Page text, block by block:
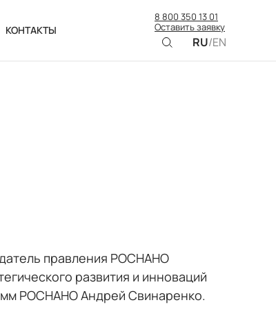
КОНТАКТЫ
8 800 350 13 01
Оставить заявку
RU/EN
правления РОСНАНО
развития и инноваций
РОСНАНО Андрей Свинаренко.